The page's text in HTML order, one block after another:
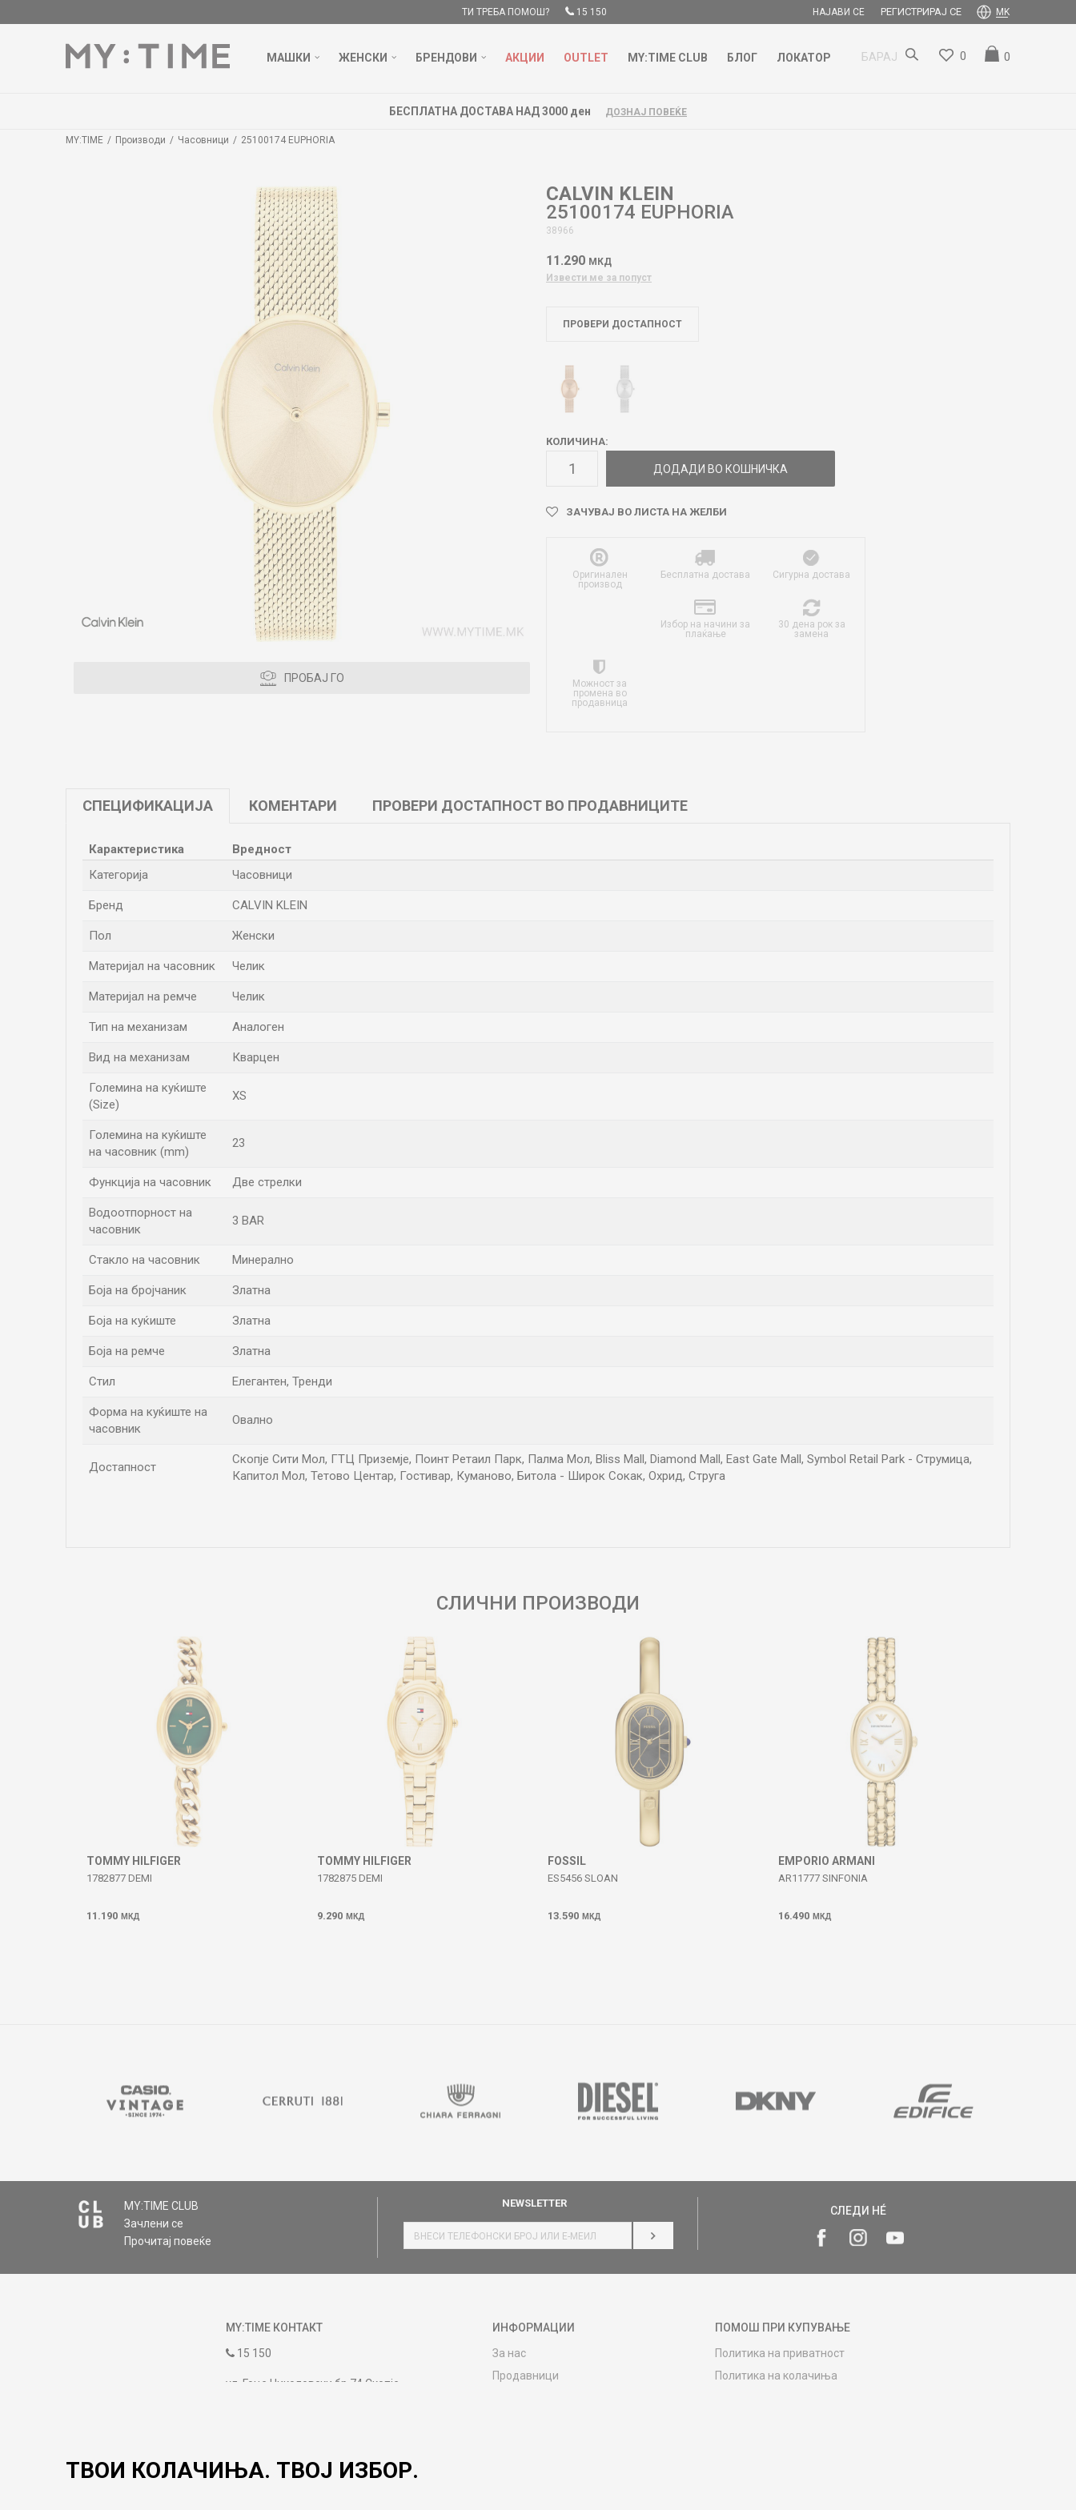
ТИ ТРЕБА ПОМОШ? 15 150 НАЈАВИ СЕ РЕГИСТРИРАЈ СЕ MK
МАШКИ ЖЕНСКИ БРЕНДОВИ АКЦИИ OUTLET MY:TIME CLUB БЛОГ ЛОКАТОР БАРАЈ 0
0
БЕСПЛАТНА ДОСТАВА НАД 3000 ден ДОЗНАЈ ПОВЕЌЕ
MY:TIME Производи Часовници 25100174 EUPHORIA
ПРОБАЈ ГО
CALVIN KLEIN
25100174 EUPHORIA
38966
11.290 МКД
Извести ме за попуст
ПРОВЕРИ ДОСТАПНОСТ
КОЛИЧИНА:
ДОДАДИ ВО КОШНИЧКА
ЗАЧУВАЈ ВО ЛИСТА НА ЖЕЛБИ
Оригинален
производ
Бесплатна достава Сигурна достава
Избор на начини за
плаќање
30 дена рок за
замена
Можност за
промена во
продавница
СПЕЦИФИКАЦИЈА КОМЕНТАРИ ПРОВЕРИ ДОСТАПНОСТ ВО ПРОДАВНИЦИТЕ
Карактеристика
Вредност
Категорија
Часовници
Бренд CALVIN KLEIN
Пол Женски
Материјал на часовник Челик
Материјал на ремче Челик
Тип на механизам Аналоген
Вид на механизам Кварцен
Големина на куќиште
(Size)
XS
Големина на куќиште
на часовник (mm)
23
Функција на часовник Две стрелки
Водоотпорност на
часовник
3 BAR
Стакло на часовник Минерално
Боја на бројчаник Златна
Боја на куќиште Златна
Боја на ремче Златна
Стил Елегантен, Тренди
Форма на куќиште на
часовник
Овално
Достапност
Скопје Сити Мол, ГТЦ Приземје, Поинт Ретаил Парк, Палма Мол, Bliss Mall, Diamond Mall, East Gate Mall, Symbol Retail Park - Струмица,
Капитол Мол, Тетово Центар, Гостивар, Куманово, Битола - Широк Сокак, Охрид, Струга
СЛИЧНИ ПРОИЗВОДИ
TOMMY HILFIGER
1782877 DEMI
11.190 МКД
TOMMY HILFIGER
1782875 DEMI
9.290 МКД
FOSSIL
ES5456 SLOAN
13.590 МКД
EMPORIO ARMANI
AR11777 SINFONIA
16.490 МКД
MY:TIME CLUB
Зачлени се
Прочитај повеќе
NEWSLETTER
НАЈАВИ СЕ
СЛЕДИ НÉ
MY:TIME КОНТАКТ
15 150
ул. Гоце Николовски бр.74 Скопје
09:00 до 17:00
ИНФОРМАЦИИ
За нас
Продавници
ПОМОШ ПРИ КУПУВАЊЕ
Политика на приватност
Политика на колачиња
ТВОИ КОЛАЧИЊА. ТВОЈ ИЗБОР.